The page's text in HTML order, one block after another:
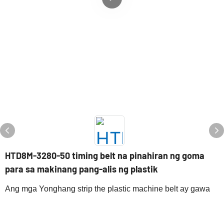
HTD8M-3280-50 timing belt na pinahiran ng goma
para sa makinang pang-alis ng plastik
Ang mga Yonghang strip the plastic machine belt ay gawa